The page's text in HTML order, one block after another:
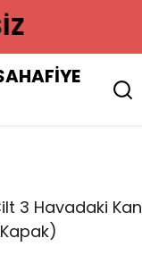
3 Havadaki Kan